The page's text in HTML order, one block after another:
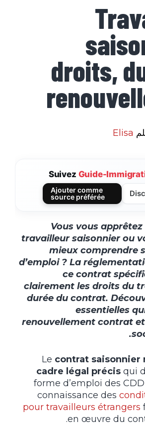
droits,
Elisa
Suivez Guide-
Ajouter comme
source préférée
Vous vous
travailleur saisonnier ou
mieux comprendre
d’emploi ? La
ce contrat
clairement les droits du
durée du contrat.
essentielles
renouvellement contrat
Le contrat saisonnier
cadre légal précis qui
forme d’emploi des
connaissance des
pour travailleurs étrangers
en œuvre du